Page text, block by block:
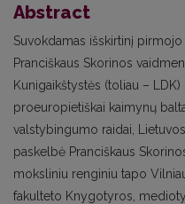
Abstract
Suvokdamas išskirtinį
Pranciškaus Skorinos
Kunigaikštystės (toliau –
proeuropietiškai kaimynų
valstybingumo raidai,
paskelbė Pranciškaus
moksliniu renginiu tapo
fakulteto Knygotyros,